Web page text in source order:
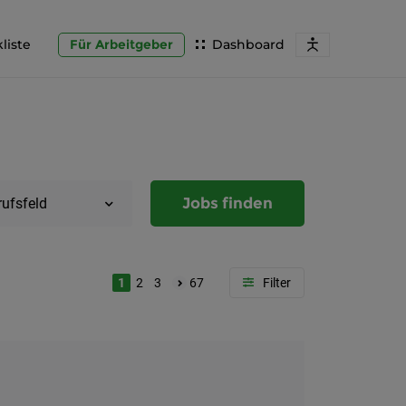
Dashboard
Für Arbeitgeber
Jobs finden
1 2 3 67